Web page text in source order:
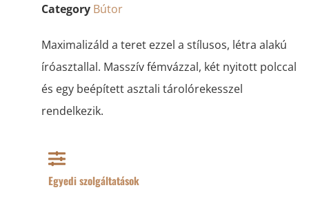
Category Bútor
Maximalizáld a teret ezzel a stílusos, létra alakú
íróasztallal. Masszív fémvázzal, két nyitott polccal
és egy beépített asztali tárolórekesszel
rendelkezik.
Egyedi szolgáltatások